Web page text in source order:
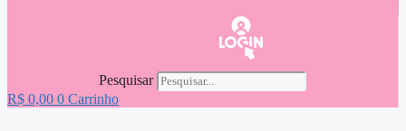
Pesquisar
R$ 0,00 0 Carrinho